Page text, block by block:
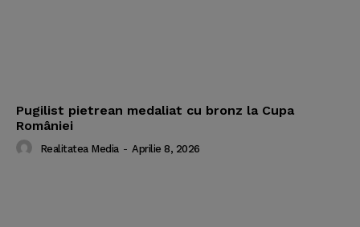
Pugilist pietrean medaliat cu bronz la Cupa
României
Realitatea Media - Aprilie 8, 2026